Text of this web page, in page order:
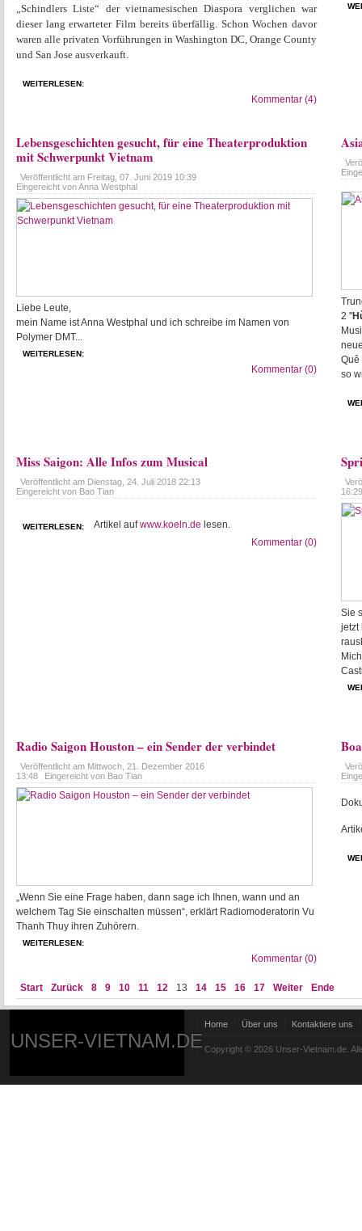
„Schindlers Liste“ der vietnamesischen Diaspora verglichen war
dieser lang erwarteter Film bereits überfällig. Schon Wochen davor
waren alle privaten Vorführungen in Washington DC, Orange County
und San Jose ausverkauft.
WEITERLESEN:
Kommentar (4)
Lebensgeschichten gesucht, für eine Theaterproduktion
mit Schwerpunkt Vietnam
Veröffentlicht am Freitag, 07. Juni 2019 10:39
Eingereicht von Anna Westphal
Liebe Leute,
mein Name ist Anna Westphal und ich schreibe im Namen von
Polymer DMT...
WEITERLESEN:
Kommentar (0)
2 "
Quê
so
Miss Saigon: Alle Infos zum Musical
Veröffentlicht am Dienstag, 24. Juli 2018 22:13
Eingereicht von Bao Tian
Artikel aufwww.koeln.de lesen.
WEITERLESEN:
Kommentar (0)
Sie
jetzt
Radio Saigon Houston – ein Sender der verbindet
Veröffentlicht am Mittwoch, 21. Dezember 2016
13:48
Eingereicht von Bao Tian
„Wenn Sie eine Frage haben, dann sage ich Ihnen, wann und an
welchem Tag Sie einschalten müssen“, erklärt Radiomoderatorin Vu
Thanh Thuy ihren Zuhörern.
WEITERLESEN:
Kommentar (0)
Start Zurück 8 9 10 11 12 13 14 15 16 17 Weiter Ende
UNSER-VIETNAM.DE
Home Über uns Kontaktiere uns
Copyright © 2026 Unser-Vietnam.de.